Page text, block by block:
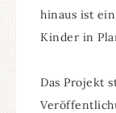
hinaus ist
Kinder in
Das Projekt